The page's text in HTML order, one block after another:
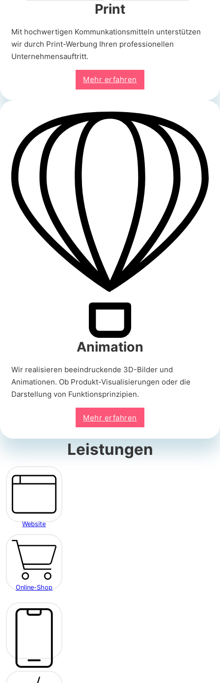
Print
Mit hochwertigen Kommunkationsmitteln unterstützen
wir durch Print-Werbung Ihren professionellen
Unternehmensauftritt.
Mehr erfahren
Animation
Wir realisieren beeindruckende 3D-Bilder und
Animationen. Ob Produkt-Visualisierungen oder die
Darstellung von Funktionsprinzipien.
Mehr erfahren
Leistungen
Website
Online-Shop
Mobile App